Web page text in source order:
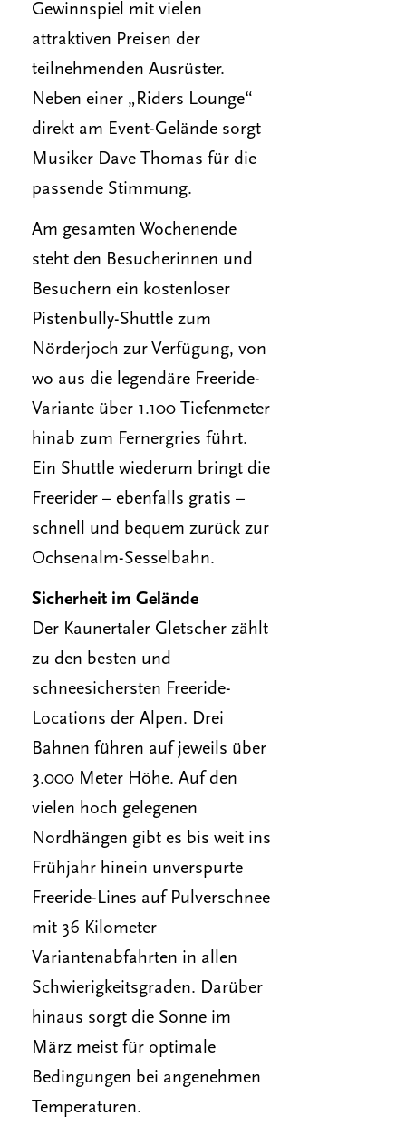
Gewinnspiel mit vielen
attraktiven Preisen der
teilnehmenden Ausrüster.
Neben einer „Riders Lounge“
direkt am Event-Gelände sorgt
Musiker Dave Thomas für die
passende Stimmung.
Am gesamten Wochenende
steht den Besucherinnen und
Besuchern ein kostenloser
Pistenbully-Shuttle zum
Nörderjoch zur Verfügung, von
wo aus die legendäre Freeride-
Variante über 1.100 Tiefenmeter
hinab zum Fernergries führt.
Ein Shuttle wiederum bringt die
Freerider – ebenfalls gratis –
schnell und bequem zurück zur
Ochsenalm-Sesselbahn.
Sicherheit im Gelände
Der Kaunertaler Gletscher zählt
zu den besten und
schneesichersten Freeride-
Locations der Alpen. Drei
Bahnen führen auf jeweils über
3.000 Meter Höhe. Auf den
vielen hoch gelegenen
Nordhängen gibt es bis weit ins
Frühjahr hinein unverspurte
Freeride-Lines auf Pulverschnee
mit 36 Kilometer
Variantenabfahrten in allen
Schwierigkeitsgraden. Darüber
hinaus sorgt die Sonne im
März meist für optimale
Bedingungen bei angenehmen
Temperaturen.